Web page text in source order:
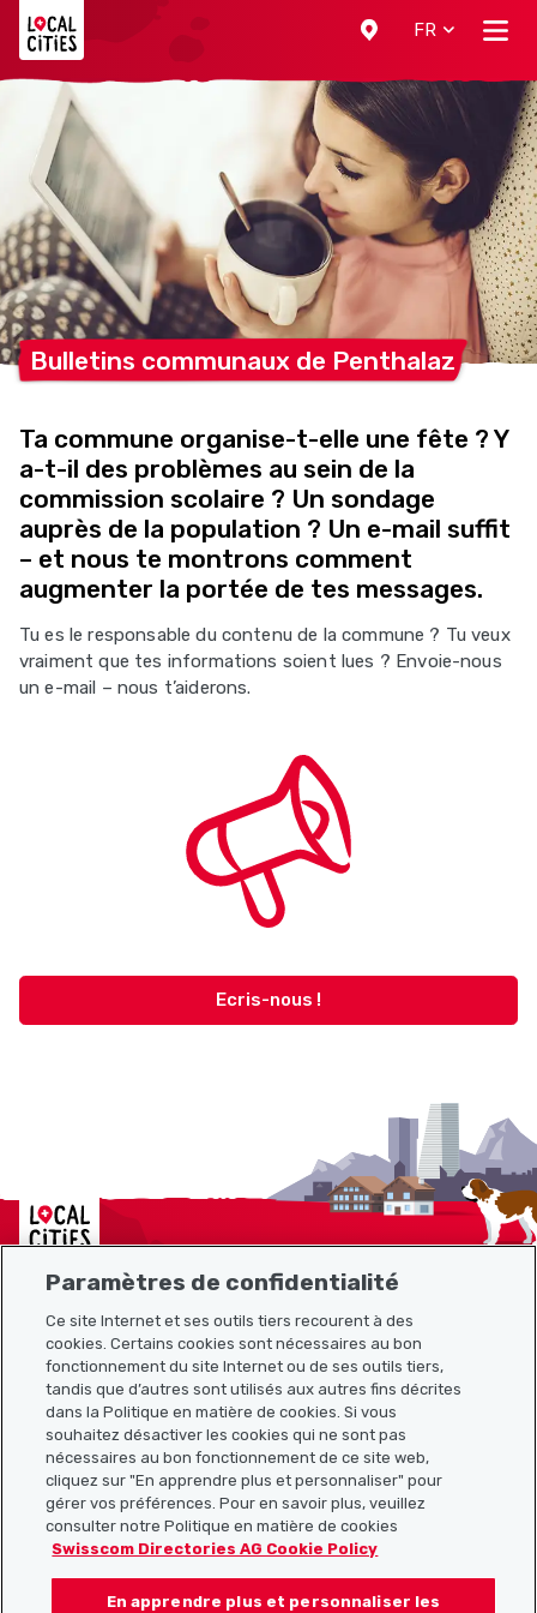
FR
Bulletins communaux de Penthalaz
Ta commune organise-t-elle une fête ? Y
a-t-il des problèmes au sein de la
commission scolaire ? Un sondage
auprès de la population ? Un e-mail suffit
– et nous te montrons comment
augmenter la portée de tes messages.
Tu es le responsable du contenu de la commune ? Tu veux
vraiment que tes informations soient lues ? Envoie-nous
un e-mail – nous t’aiderons.
Ecris-nous !
Localcities
Plan du site
Liens utiles
Télécharger l’application Localcities
Paramètres de confidentialité
Ce site Internet et ses outils tiers recourent à des
cookies. Certains cookies sont nécessaires au bon
fonctionnement du site Internet ou de ses outils tiers,
tandis que d’autres sont utilisés aux autres fins décrites
dans la Politique en matière de cookies. Si vous
souhaitez désactiver les cookies qui ne sont pas
nécessaires au bon fonctionnement de ce site web,
cliquez sur "En apprendre plus et personnaliser" pour
gérer vos préférences. Pour en savoir plus, veuillez
consulter notre Politique en matière de cookies
Swisscom Directories AG Cookie Policy
En apprendre plus et personnaliser les